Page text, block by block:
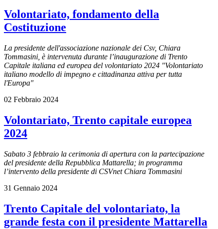
Volontariato, fondamento della
Costituzione
La presidente dell'associazione nazionale dei Csv, Chiara
Tommasini, è intervenuta durante l’inaugurazione di Trento
Capitale italiana ed europea del volontariato 2024 "Volontariato
italiano modello di impegno e cittadinanza attiva per tutta
l'Europa"
02 Febbraio 2024
Volontariato, Trento capitale europea
2024
Sabato 3 febbraio la cerimonia di apertura con la partecipazione
del presidente della Repubblica Mattarella; in programma
l’intervento della presidente di CSVnet Chiara Tommasini
31 Gennaio 2024
Trento Capitale del volontariato, la
grande festa con il presidente Mattarella